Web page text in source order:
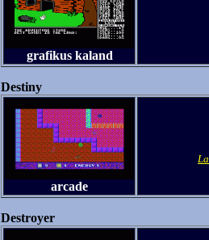
grafikus kaland
Destiny
arcade
Destroyer